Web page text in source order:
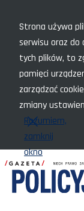
Strona używa
serwisu oraz do
tych plików, to
pamięci
zarządzać
zmiany
Rozumiem,
zamknij
okno